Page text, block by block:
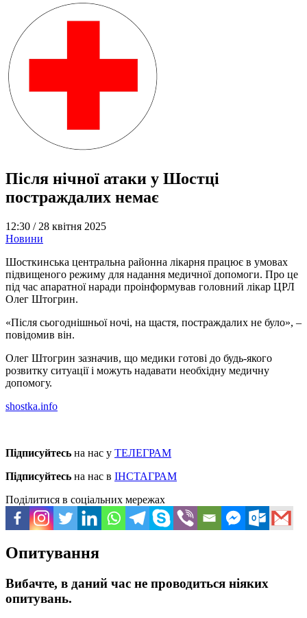
Після нічної атаки у Шостці
постраждалих немає
12:30 / 28 квітня 2025
Новини
Шосткинська центральна районна лікарня працює в умовах
підвищеного режиму для надання медичної допомоги. Про це
під час апаратної наради проінформував головний лікар ЦРЛ
Олег Штогрин.
«Після сьогоднішньої ночі, на щастя, постраждалих не було», –
повідомив він.
Олег Штогрин зазначив, що медики готові до будь-якого
розвитку ситуації і можуть надавати необхідну медичну
допомогу.
shostka.info
Підписуйтесь на нас у ТЕЛЕГРАМ
Підписуйтесь на нас в ІНСТАГРАМ
Поділитися в соціальних мережах
Опитування
Вибачте, в даний час не проводиться ніяких
опитувань.